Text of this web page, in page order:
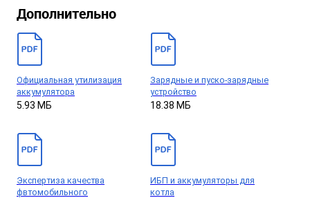
Дополнительно
Официальная утилизация
аккумулятора
5.93 МБ
Зарядные и пуско-зарядные
устройство
18.38 МБ
Экспертиза качества
фвтомобильного
ИБП и аккумуляторы для
котла